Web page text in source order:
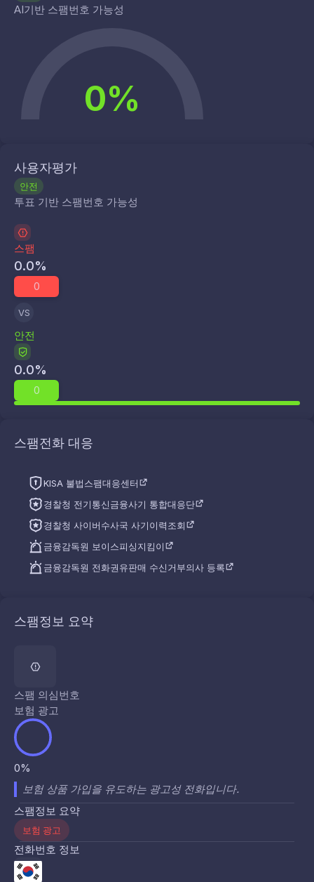
AI기반 스팸번호 가능성
0%
사용자평가
안전
투표 기반 스팸번호 가능성
스팸
0.0%
0
VS
안전
0.0%
0
스팸전화 대응
KISA 불법스팸대응센터
경찰청 전기통신금융사기 통합대응단
경찰청 사이버수사국 사기이력조회
금융감독원 보이스피싱지킴이
금융감독원 전화권유판매 수신거부의사 등록
스팸정보 요약
스팸 의심번호
보험 광고
0%
보험 상품 가입을 유도하는 광고성 전화입니다.
스팸정보 요약
보험 광고
전화번호 정보